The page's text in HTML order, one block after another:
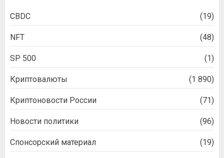
CBDC (19)
NFT (48)
SP 500 (1)
Криптовалюты (1 890)
Криптоновости России (71)
Новости политики (96)
Спонсорский материал (19)